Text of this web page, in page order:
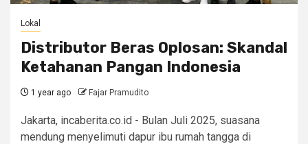
Lokal
Distributor Beras Oplosan: Skandal
Ketahanan Pangan Indonesia
1 year ago Fajar Pramudito
Jakarta, incaberita.co.id - Bulan Juli 2025, suasana
mendung menyelimuti dapur ibu rumah tangga di